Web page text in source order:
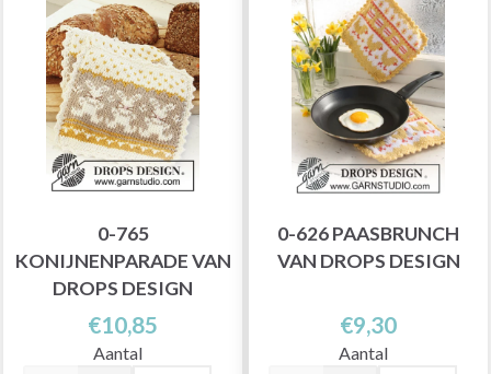
0-765
KONIJNENPARADE VAN
DROPS DESIGN
€10,85
Aantal
0-626 PAASBRUNCH
VAN DROPS DESIGN
€9,30
Aantal